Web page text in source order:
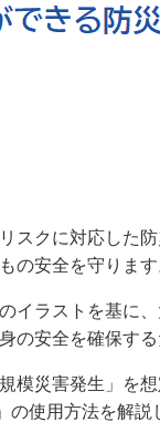
スクに対応した
の安全を守ります
イラストを基に
の安全を確保する
模災害発生」を
の使用方法を解